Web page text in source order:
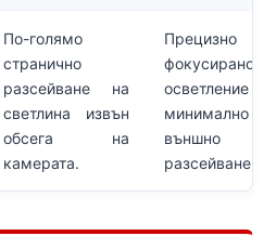
По-голямо
странично
разсейване на
светлина извън
обсега на
камерата.
Прецизно
фокусирано
минимално
външно
разсейване.